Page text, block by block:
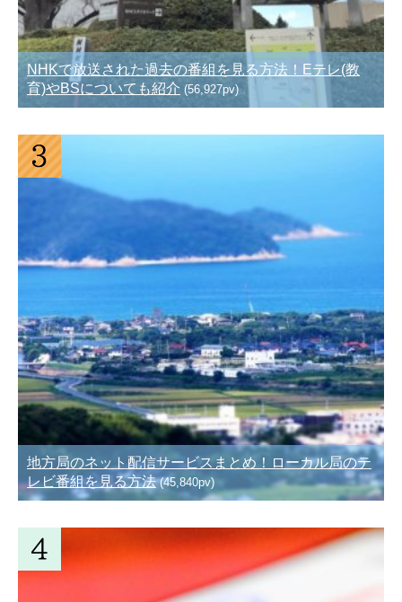
NHKで放送された過去の番組を見る方法！Eテレ(教
育)やBSについても紹介 (56,927pv)
地方局のネット配信サービスまとめ！ローカル局のテ
レビ番組を見る方法(45,840pv)